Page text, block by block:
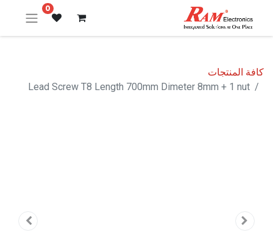
0
كافة المنتجات
Lead Screw T8 Length 700mm Dimeter 8mm + 1 nut